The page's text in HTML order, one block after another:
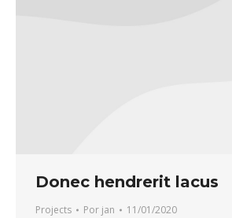
Donec hendrerit lacus
Projects Por jan 11/01/2020